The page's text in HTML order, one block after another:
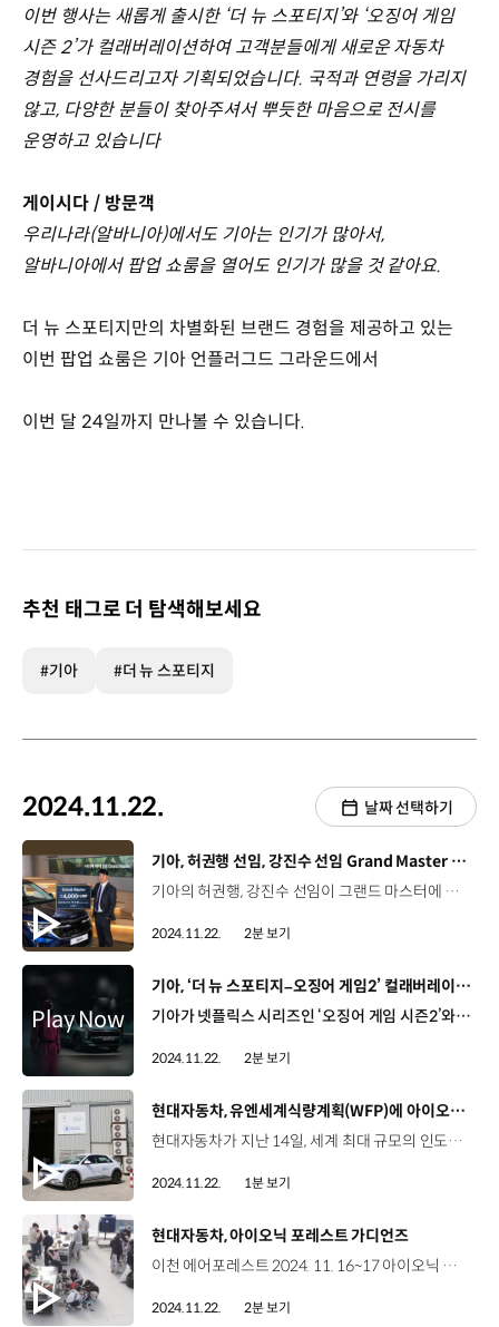
이번 행사는 새롭게 출시한 ‘더 뉴 스포티지’와 ‘오징어 게임
시즌 2’가 컬래버레이션하여 고객분들에게 새로운 자동차
경험을 선사드리고자 기획되었습니다. 국적과 연령을 가리지
않고, 다양한 분들이 찾아주셔서 뿌듯한 마음으로 전시를
운영하고 있습니다
게이시다 / 방문객
우리나라(알바니아)에서도 기아는 인기가 많아서,
알바니아에서 팝업 쇼룸을 열어도 인기가 많을 것 같아요.
더 뉴 스포티지만의 차별화된 브랜드 경험을 제공하고 있는
이번 팝업 쇼룸은 기아 언플러그드 그라운드에서
이번 달 24일까지 만나볼 수 있습니다.
추천 태그로 더 탐색해보세요
#기아 #더 뉴 스포티지
2024.11.22. 날짜 선택하기
[동영상]
기아, 허권행 선임, 강진수 선임 Grand Master 달성
기아의 허권행, 강진수 선임이 그랜드 마스터에 등극했습니다. 그랜드 마스터는 기아에서 누계 판매 4천 대를 달성한 우수 오토컨설턴트에게 주어지는 영예인데요. 허권행, 강진수 선임은 입사 이래 29년 간, 연평균 각각 139대, 138대를 판매해 역대 31번째와 32번째 그랜드 마스터에 이름을 올렸습니다. 허권행 선임 오토컨설턴트 / 기아 천안남부지점 어려움도 많이 있었지만 항상 주변분들이 많이 도와주셨기 때문에 이 자리에 있게 된 것 같습니다. 항상 주변을 돌아보는 즐거운 마음을 가진 영업 직원이 되도록 하겠습니다. 강진수 선임 오토컨설턴트 / 기아 송파지점4천 대를 팔면서 여러 가지 어려움도 많았고 힘든 과정을 겪었지만 새삼 자부심을 느끼고 있는 것 같습니다. 더 정진해서 5천 대 판매를 위해 더 열심히 하는 영업인이 되겠습니다. 기아는 현장의 영업 직원들을 격려하기 위해 그랜드 마스터 외에도 장기판매 명예 포상 제도와 기아 스타 어워즈(KIA Star Awards) 등 다양한 포상제도를 운영하고 있습니다.
2024.11.22. 2분 보기
[동영상]
기아, ‘더 뉴 스포티지–오징어 게임2’ 컬래버레이션 마케팅 실시
기아가 넷플릭스 시리즈인 ‘오징어 게임 시즌2’와 손잡고 컬래버레이션 팝업 쇼룸을 열었습니다. ‘더 뉴 스포티지’ 출시와 함께 열린 이번 팝업에는 ‘오징어 게임’ 콘셉트의 스탬프 미션과 깐부 방, SNS 인증 이벤트 등 다양한 체험 콘텐츠가 마련됐는데요. 방문객들은 전시장 곳곳에서 미션을 수행하고, 게임을 즐기며 더 뉴 스포티지의 헤드업 디스플레이와 다이나믹 웰컴 라이트, 기아 디지털 키 2 등 혁신적인 첨단 기능들을 자연스럽게 체험했습니다. 노건우 매니저 / 기아 국내미디어콘텐츠팀 이번 행사는 새롭게 출시한 ‘더 뉴 스포티지’와 ‘오징어 게임 시즌 2’가 컬래버레이션하여 고객분들에게 새로운 자동차 경험을 선사드리고자 기획되었습니다. 국적과 연령을 가리지 않고, 다양한 분들이 찾아주셔서 뿌듯한 마음으로 전시를 운영하고 있습니다 게이시다 / 방문객우리나라(알바니아)에서도 기아는 인기가 많아서, 알바니아에서 팝업 쇼룸을 열어도 인기가 많을 것 같아요. 더 뉴 스포티지만의 차별화된 브랜드 경험을 제공하고 있는 이번 팝업 쇼룸은 기아 언플러그드 그라운드에서 이번 달 24일까지 만나볼 수 있습니다.
2024.11.22. 2분 보기
[동영상]
현대자동차, 유엔세계식량계획(WFP)에 아이오닉 5 기증
현대자동차가 지난 14일, 세계 최대 규모의 인도적 지원 기관인 유엔세계식량계획(WFP)과 아이오닉 5 차량 인도식을 진행했습니다. 현대자동차는 지난 7월, 유엔 업무 차량의 친환경 모빌리티 전환을 돕고, 지속가능발전목표를 함께 달성하기 위해 모빌리티 부문 파트너십을 체결했는데요. 이번 차량 인도식은 파트너십 체결 이후 진행된 첫 공식 행사로, 현대자동차는 WFP 로마본부를 비롯해 이집트, 아랍에미리트 등 전세계 주요 사무소와 차량 기지에 아이오닉 5를 기증했습니다. 현대자동차는 앞으로도 세계 식량 위기와 기후 변화를 대비하고 해결하는 데 최선을 다할 예정입니다.
2024.11.22. 1분 보기
[동영상]
현대자동차, 아이오닉 포레스트 가디언즈
이천 에어포레스트 2024. 11. 16~17 아이오닉 포레스트 가디언즈 탄소 중립과 생물다양성 보존에 대한 가치를 가족과 함께 경험할 수 있는 사회 공헌 활동 임직원 가족 참여형 산림 복원 프로젝트 임직원 임직원 가족 400여 명 아이오닉 포레스트 가디언즈 1기 탄생 600평 4,000평 약 2,000㎡ 에어포레스트 약 13,000㎡ 생태숲 일원 임직원 참여형 사회공헌 플랫폼‘나눔’을 통해 선착순 모집 자원 봉사와 체험 활동을 동시에 경험 세가지 Zone으로 프로그램 구성 Smart Farm Zone 아기나무를 새 화분으로 분갈이 IONIQ 5 Zone 드론 스테이션을 활용한 산림 모니터링 기술 시연 Forest Zone 생태숲 체험 및 우리나라 멸종 위기종 식재 ESG 가치 탄소중립 실현과 생물다양성 보존을 체감 향후, 기수 단위로 아이오닉 포레스트 가디언즈 운영 지속 가능한 시그니처 사회공헌 프로그램으로 키워나갈 예정 “지속가능한 미래를 위해 함께 숲을 만들어주세요~”
2024.11.22. 2분 보기